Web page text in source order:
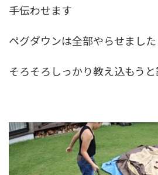
手伝わせます
ペグダウンは全部やらせました
そろそろしっかり教え込もう